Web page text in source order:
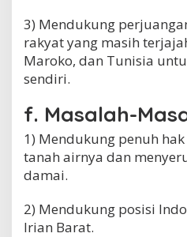
3) Mendukung
rakyat yang masih
Maroko, dan Tunisia
sendiri.
f. Masalah-
1) Mendukung penuh
tanah airnya dan
damai.
2) Mendukung posisi
Irian Barat.